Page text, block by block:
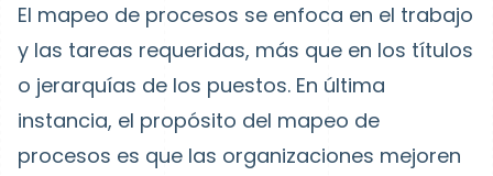
El mapeo de procesos se enfoca en el trabajo
y las tareas requeridas, más que en los títulos
o jerarquías de los puestos. En última
instancia, el propósito del mapeo de
procesos es que las organizaciones mejoren